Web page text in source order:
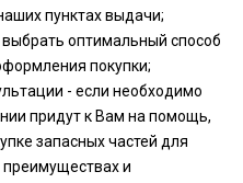
пунктах выдачи;
оптимальный способ
покупки;
- если необходимо
придут к Вам на помощь,
запасных частей для
преимуществах и